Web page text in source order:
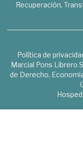
Recuperación,
Política de
Marcial Pons Librero
de Derecho,